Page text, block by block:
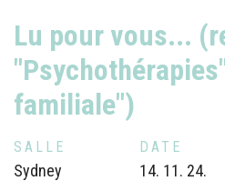
Lu pour vous...
familiale")
SALLE
Sydney
DATE
14. 11. 24.